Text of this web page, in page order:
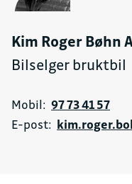
Kim Roger Bøhn
Bilselger bruktbil
Mobil: 97 73 41 57
E-post: